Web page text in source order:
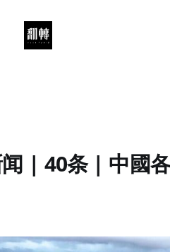
| 40条 | 中國